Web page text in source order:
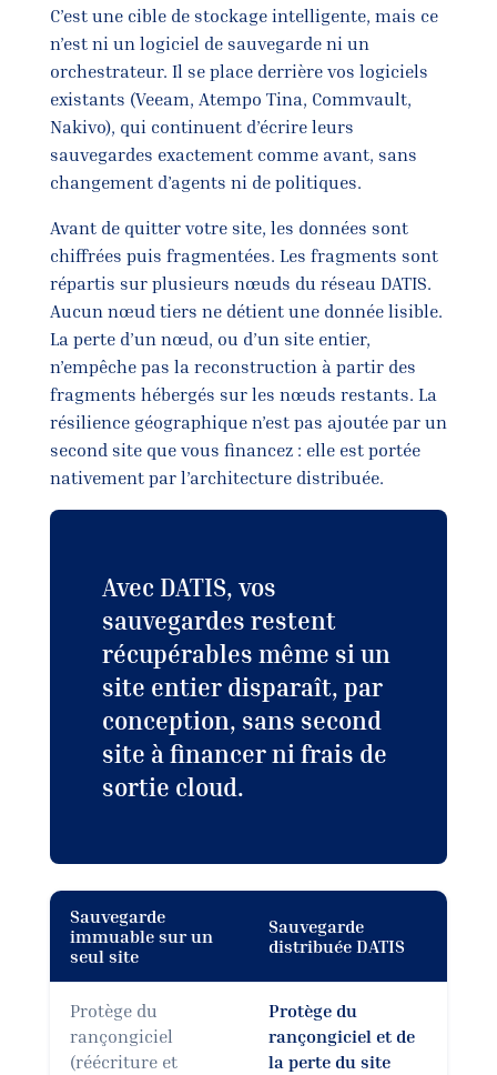
C’est une cible de stockage intelligente, mais ce
n’est ni un logiciel de sauvegarde ni un
orchestrateur. Il se place derrière vos logiciels
existants (Veeam, Atempo Tina, Commvault,
Nakivo), qui continuent d’écrire leurs
sauvegardes exactement comme avant, sans
changement d’agents ni de politiques.
Avant de quitter votre site, les données sont
chiffrées puis fragmentées. Les fragments sont
répartis sur plusieurs nœuds du réseau DATIS.
Aucun nœud tiers ne détient une donnée lisible.
La perte d’un nœud, ou d’un site entier,
n’empêche pas la reconstruction à partir des
fragments hébergés sur les nœuds restants. La
résilience géographique n’est pas ajoutée par un
second site que vous financez : elle est portée
nativement par l’architecture distribuée.
Avec DATIS, vos
sauvegardes restent
récupérables même si un
site entier disparaît, par
conception, sans second
site à financer ni frais de
sortie cloud.
Sauvegarde
immuable sur un
seul site
Sauvegarde
distribuée DATIS
Protège du
rançongiciel
(réécriture et
Protège du
rançongiciel et de
la perte du site